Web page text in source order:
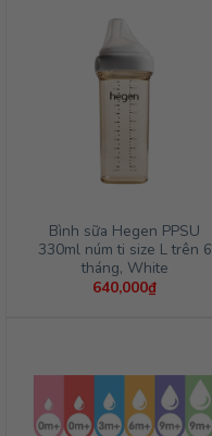
Bình sữa Hegen PPSU
330ml núm ti size L trên 6
tháng, White
640,000₫